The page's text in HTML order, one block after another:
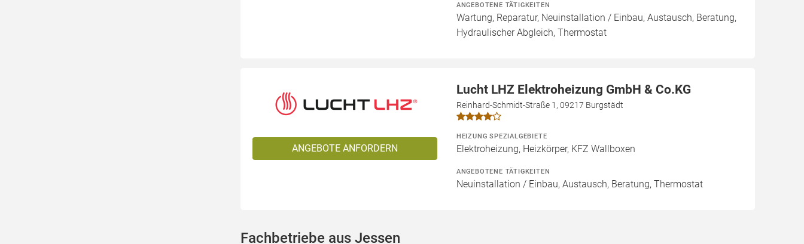
ANGEBOTENE TÄTIGKEITEN
Wartung, Reparatur, Neuinstallation / Einbau, Austausch, Beratung,
Hydraulischer Abgleich, Thermostat
ANGEBOTE ANFORDERN
Lucht LHZ Elektroheizung GmbH & Co.KG
Reinhard-Schmidt-Straße 1, 09217 Burgstädt
HEIZUNG SPEZIALGEBIETE
Elektroheizung, Heizkörper, KFZ Wallboxen
ANGEBOTENE TÄTIGKEITEN
Neuinstallation / Einbau, Austausch, Beratung, Thermostat
Fachbetriebe aus Jessen